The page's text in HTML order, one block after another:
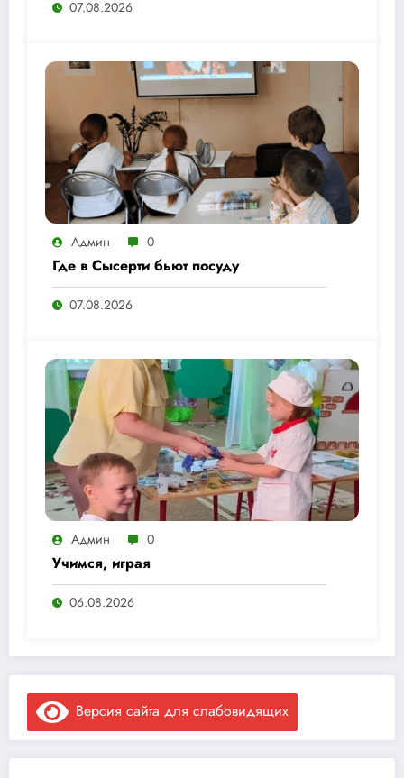
07.08.2026
Админ 0
Где в Сысерти бьют посуду
07.08.2026
Админ 0
Учимся, играя
06.08.2026
Версия сайта для слабовидящих